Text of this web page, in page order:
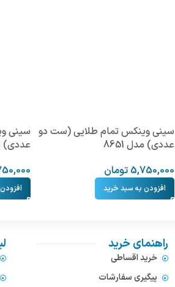
سینی وینکس تمام طلایی (ست دو
عددی) مدل 8651
5,750,000 تومان
افزودن به سبد خرید
سینی
عددی)
راهنمای خرید
خرید اقساطی
پیگیری سفارشات